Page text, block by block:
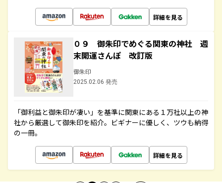
詳細を見る
０９ 御朱印でめぐる関東の神社 週
末開運さんぽ 改訂版
御朱印
2025.02.06 発売
「御利益と御朱印が凄い」を基準に関東にある１万社以上の神
社から厳選して御朱印を紹介。ビギナーに優しく、ツウも納得
の一冊。
詳細を見る